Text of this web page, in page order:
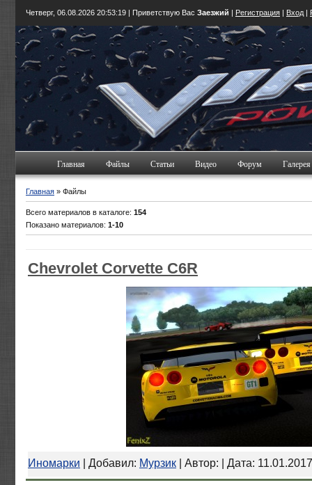
Четверг, 06.08.2026 20:53:19 | Приветствую Вас Заезжий | Регистрация | Вход |
Главная Файлы Статьи Видео Форум Галерея
Главная » Файлы
Всего материалов в каталоге: 154
Показано материалов: 1-10
Chevrolet Corvette C6R
Иномарки | Добавил: Мурзик | Автор: | Дата: 11.01.2017